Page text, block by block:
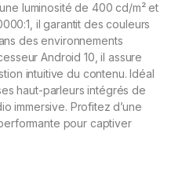
luminosité de 400 cd/m² et
il garantit des couleurs
des environnements
Android 10, il assure
intuitive du contenu. Idéal
haut-parleurs intégrés de
immersive. Profitez d’une
pour captiver